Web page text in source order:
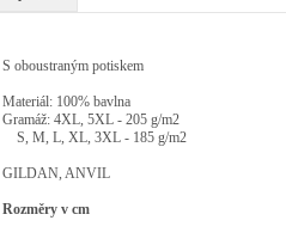
S oboustraným potiskem
Materiál: 100% bavlna
Gramáž: 4XL, 5XL - 205 g/m2
S, M, L, XL, 3XL - 185 g/m2
GILDAN, ANVIL
Rozměry v cm